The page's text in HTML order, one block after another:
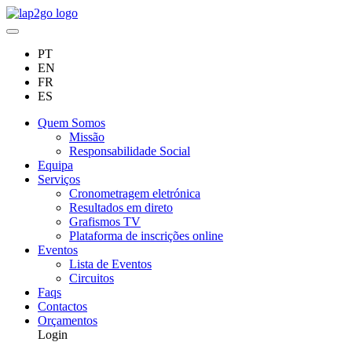
PT
EN
FR
ES
Quem Somos
Missão
Responsabilidade Social
Equipa
Serviços
Cronometragem eletrónica
Resultados em direto
Grafismos TV
Plataforma de inscrições online
Eventos
Lista de Eventos
Circuitos
Faqs
Contactos
Orçamentos
Login